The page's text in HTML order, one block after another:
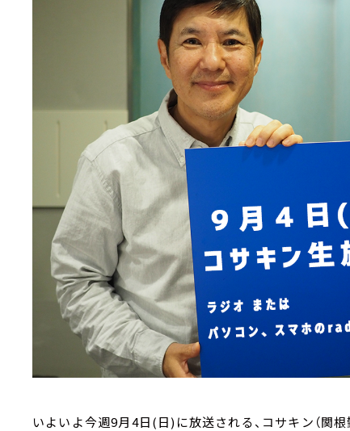
いよいよ今週9月4日(日)に放送される、コサキン（関根